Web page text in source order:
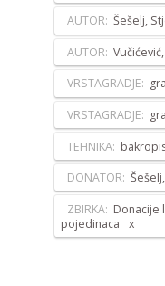
AUTOR: Šešelj,
AUTOR:
VRSTAGRADJE:
VRSTAGRADJE:
TEHNIKA:
DONATOR:
ZBIRKA: Donacije
pojedinaca